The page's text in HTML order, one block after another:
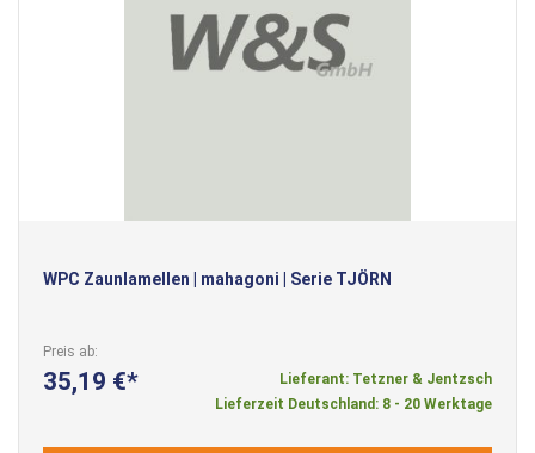
WPC Zaunlamellen | mahagoni | Serie TJÖRN
Preis ab
35,19 €
Lieferant: Tetzner & Jentzsch
Lieferzeit Deutschland: 8 - 20 Werktage